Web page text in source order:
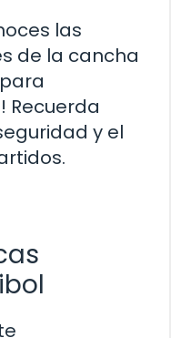
las
de la cancha
Recuerda
y el